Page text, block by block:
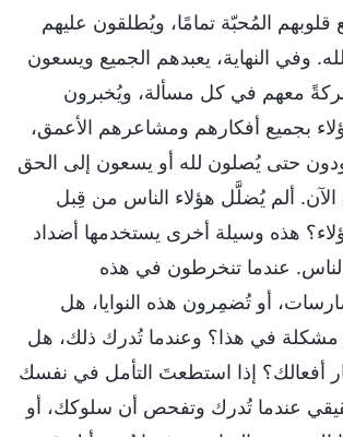
المُحبّة تمامًا، ويُطلقون عليهم
وفي النهاية، يعبدهم الجميع ويسعون
معهم في كل مسألة، ويُخبرون
بجميع أفكارهم ومشاعرهم الأعمق،
حتى يُصلون لله أو يسعون إلى الحق
الآن. ألم يُضلَّل هؤلاء الناس من قِبل
هذه وسيلة أخرى يستخدمها أضداد
عندما تنخرطون في هذه
أو تُضمِرون هذه النوايا، هل
مشكلة في هذا؟ وعندما تُدرك ذلك، هل
أفعالك؟ إذا استطعتَ التأمل في نفسك
عندما تُدرك وتفحص أن سلوكك، أو